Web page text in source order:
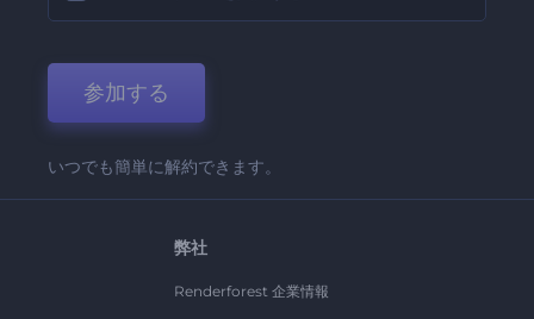
参加する
いつでも簡単に解約できます。
弊社
Renderforest 企業情報